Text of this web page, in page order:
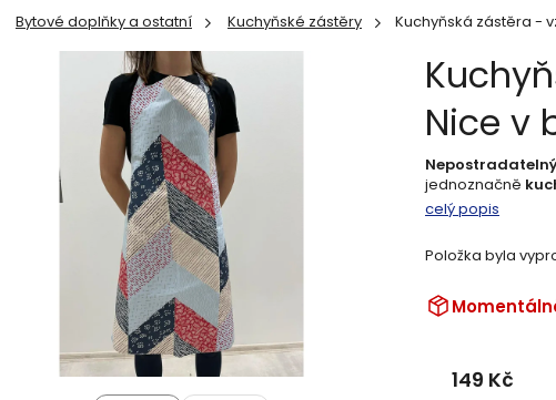
Bytové doplňky a ostatní Kuchyňské zástěry Kuchyňská zástěra -
Položka byla
jednoznačně
celý popis
Nice v
149 Kč